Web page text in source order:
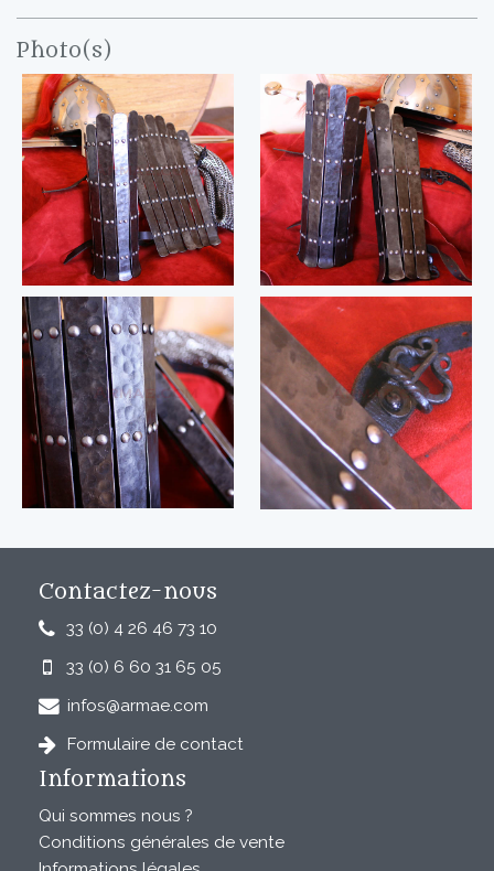
Photo(s)
Contactez-nous
33 (0) 4 26 46 73 10
33 (0) 6 60 31 65 05
infos@armae.com
Formulaire de contact
Informations
Qui sommes nous ?
Conditions générales de vente